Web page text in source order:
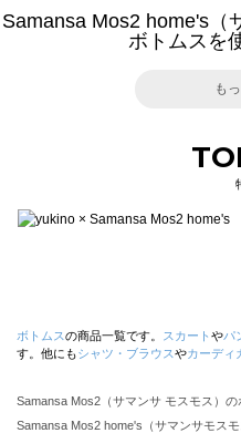
Samansa Mos2 home's（
ボトムスを
も
ボトムスの商品一覧です。 スカート やパ
す。他にもシャツ・ブラウスやカーディ
Samansa Mos2（サマンサ モスモス）
Samansa Mos2 home's（サマンサモス